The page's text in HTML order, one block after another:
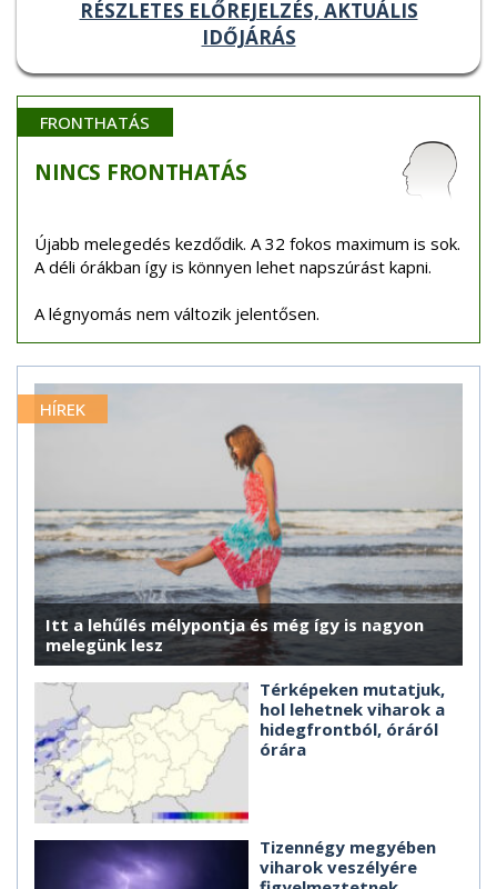
RÉSZLETES ELŐREJELZÉS, AKTUÁLIS
IDŐJÁRÁS
FRONTHATÁS
NINCS FRONTHATÁS
Újabb melegedés kezdődik. A 32 fokos maximum is sok.
A déli órákban így is könnyen lehet napszúrást kapni.
A légnyomás nem változik jelentősen.
HÍREK
Itt a lehűlés mélypontja és még így is nagyon
melegünk lesz
Térképeken mutatjuk,
hol lehetnek viharok a
hidegfrontból, óráról
órára
Tizennégy megyében
viharok veszélyére